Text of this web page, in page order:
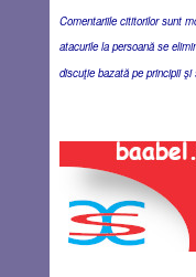
Comentariile cititorilor sunt
atacurile la persoană se
discuţie bazată pe principii şi